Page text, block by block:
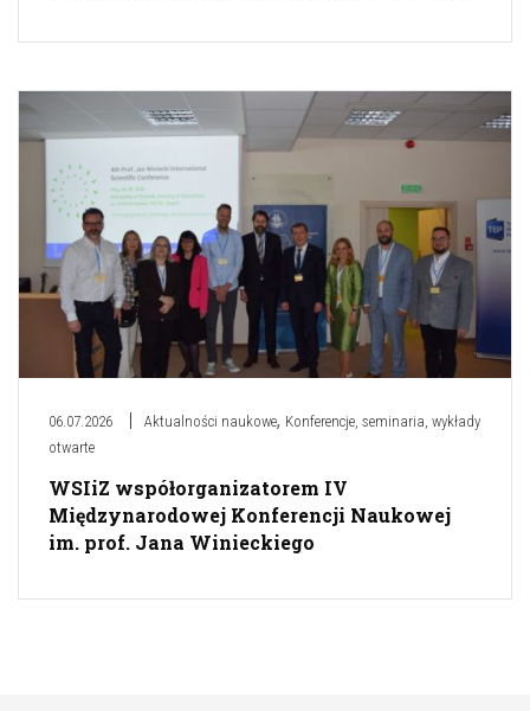
06.07.2026 Aktualności naukowe, Konferencje, seminaria, wykłady
otwarte
WSIiZ współorganizatorem IV
Międzynarodowej Konferencji Naukowej
im. prof. Jana Winieckiego